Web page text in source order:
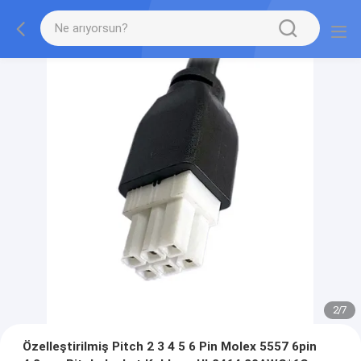
2/7
Özelleştirilmiş Pitch 2 3 4 5 6 Pin Molex 5557 6pin